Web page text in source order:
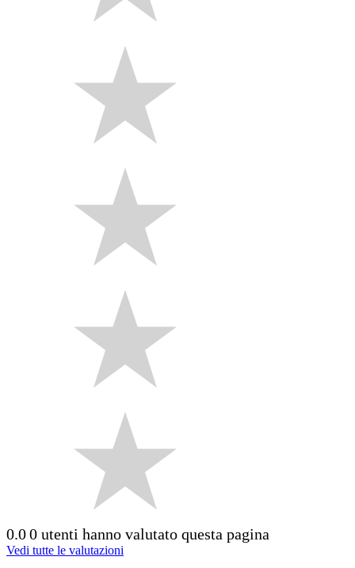
0.00 utenti hanno valutato questa pagina
Vedi tutte le valutazioni